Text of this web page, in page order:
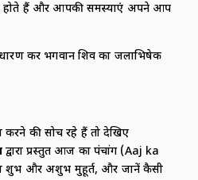
होते हैं और आपकी समस्याएं अपने आप
धारण कर भगवान शिव का जलाभिषेक
की सोच रहे हैं तो देखिए
द्वारा प्रस्तुत आज का पंचांग (Aaj ka
और अशुभ मुहूर्त, और जानें कैसी